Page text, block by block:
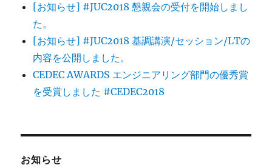
[お知らせ] #JUC2018 懇親会の受付を開始しまし
た。
[お知らせ] #JUC2018 基調講演/セッション/LTの
内容を公開しました。
CEDEC AWARDS エンジニアリング部門の優秀賞
を受賞しました #CEDEC2018
お知らせ